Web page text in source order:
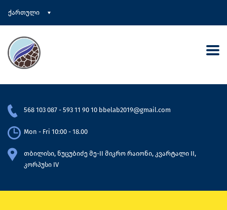
ქართული
568 103 087 - 593 11 90 10 bbelab2019@gmail.com
Mon - Fri 10:00 - 18.00
თბილისი, ნუცუბიძე მე-II მიკრო რაიონი, კვარტალი II,
კორპუსი IV